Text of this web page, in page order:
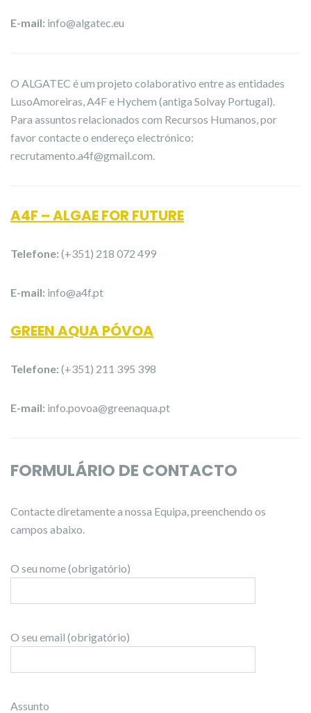
E-mail: info@algatec.eu
O ALGATEC é um projeto colaborativo entre as entidades
LusoAmoreiras, A4F e Hychem (antiga Solvay Portugal).
Para assuntos relacionados com Recursos Humanos, por
favor contacte o endereço electrónico:
recrutamento.a4f@gmail.com.
A4F – ALGAE FOR FUTURE
Telefone: (+351) 218 072 499
E-mail: info@a4f.pt
GREEN AQUA PÓVOA
Telefone: (+351) 211 395 398
E-mail: info.povoa@greenaqua.pt
FORMULÁRIO DE CONTACTO
Contacte diretamente a nossa Equipa, preenchendo os
campos abaixo.
O seu nome (obrigatório)
O seu email (obrigatório)
Assunto